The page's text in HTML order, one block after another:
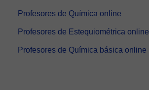
Profesores de Química online
Profesores de Estequiométrica online
Profesores de Química básica online